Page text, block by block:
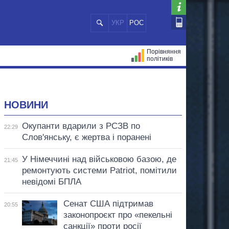
УКР РОС
Порівняння
політиків
НОВИНИ
22:29
Окупанти вдарили з РСЗВ по
Слов'янську, є жертва і поранені
21:45
У Німеччині над військовою базою, де
ремонтують системи Patriot, помітили
невідомі БПЛА
20:55
Сенат США підтримав
законопроєкт про «пекельні
санкції» проти росії